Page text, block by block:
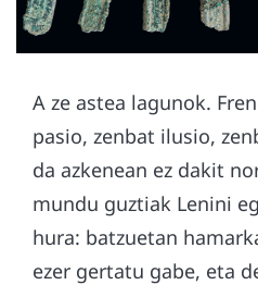
A ze astea lagunok.
pasio, zenbat ilusio,
da azkenean ez dakit
mundu guztiak Lenini
hura: batzuetan
ezer gertatu gabe, eta